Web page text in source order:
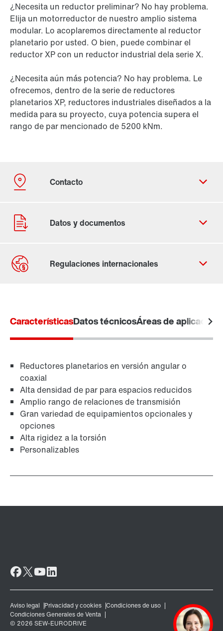
¿Necesita un reductor preliminar? No hay problema.
Elija un motorreductor de nuestro amplio sistema
modular. Lo acoplaremos directamente al reductor
planetario por usted. O bien, puede combinar el
reductor XP con un reductor industrial dela serie X.
¿Necesita aún más potencia? No hay problema. Le
ofrecemos, dentro de la serie de reductores
planetarios XP, reductores industriales diseñados a la
medida para su proyecto, cuya potencia supera el
rango de par mencionado de 5200 kNm.
CaracterísticasDatos técnicosÁreas de aplicación
Reductores planetarios en versión angular o
coaxial
Alta densidad de par para espacios reducidos
Amplio rango de relaciones de transmisión
Gran variedad de equipamientos opcionales y
opciones
Alta rigidez a la torsión
Personalizables